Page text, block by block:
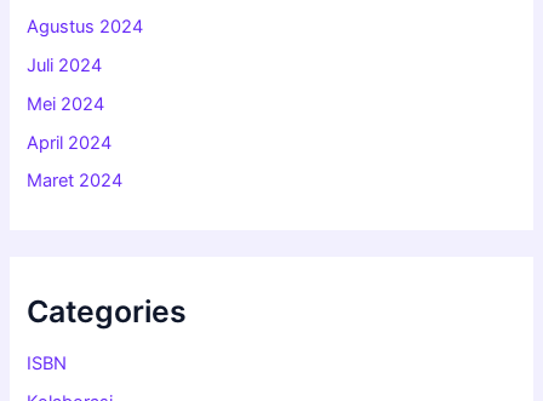
Agustus 2024
Juli 2024
Mei 2024
April 2024
Maret 2024
Categories
ISBN